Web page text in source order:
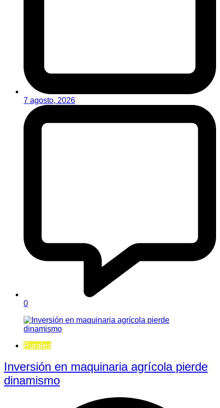
7 agosto, 2026
0
Rurales
Inversión en maquinaria agrícola pierde
dinamismo